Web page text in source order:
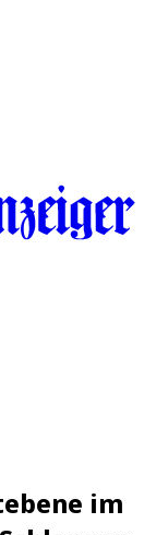
im